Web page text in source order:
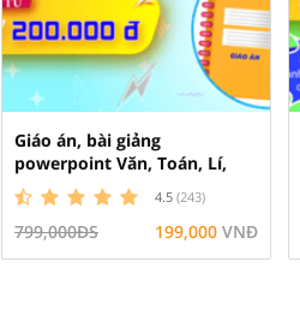
Giáo án, bài giảng
powerpoint Văn, Toán, Lí,
Hóa....
4.5 (243)
799,000ĐS 199,000VNĐ